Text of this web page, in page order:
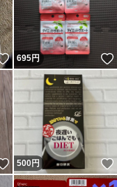
いいね！
695円
いいね！
500円